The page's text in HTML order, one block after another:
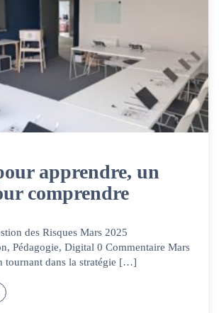
apprendre, un
comprendre
des Risques Mars 2025
Pédagogie, Digital 0 Commentaire Mars
tournant dans la stratégie […]